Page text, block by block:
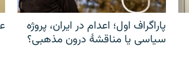
پاراگراف اول؛ اعدام در ایران، پروژه
سیاسی یا مناقشهٔ درون مذهبی؟